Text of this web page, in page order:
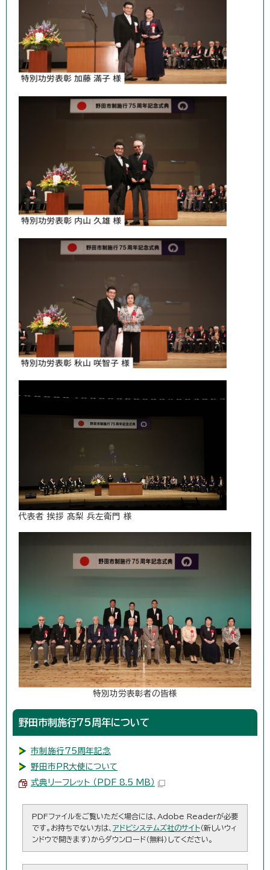
代表者 挨拶 髙梨 兵左衛門 様
特別功労表彰者の皆様
野田市制施行75周年について
市制施行75周年記念
野田市PR大使について
式典リーフレット （PDF 8.5 MB）
PDFファイルをご覧いただく場合には、Adobe Readerが必要
です。お持ちでない方は、 アドビシステムズ社のサイト（新しいウィ
ンドウで開きます）からダウンロード（無料）してください。